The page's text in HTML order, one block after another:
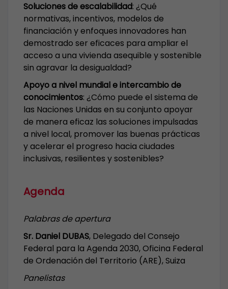
Soluciones de escalabilidad: ¿Qué
normativas, incentivos, modelos de
financiación y enfoques innovadores han
demostrado ser eficaces para ampliar el
acceso a una vivienda asequible y sostenible
sin agravar la desigualdad?
Apoyo a nivel mundial e intercambio de
conocimientos: ¿Cómo puede el sistema de
las Naciones Unidas en su conjunto apoyar
de manera eficaz las soluciones impulsadas
a nivel local, promover las buenas prácticas
y acelerar el progreso hacia ciudades
inclusivas, resilientes y sostenibles?
Agenda
Palabras de apertura
Sr. Daniel DUBAS, Delegado del Consejo
Federal para la Agenda 2030, Oficina Federal
de Ordenación del Territorio (ARE), Suiza
Panelistas